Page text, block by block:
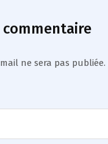
commentaire
ne sera pas publiée.